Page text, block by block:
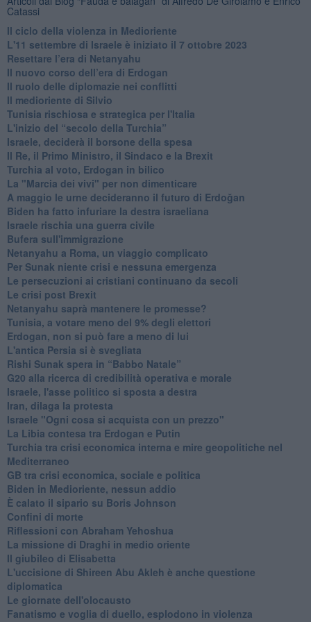
Catassi
Il ciclo della violenza in Medioriente
L'11 settembre di Israele è iniziato il 7 ottobre 2023
Resettare l’era di Netanyahu
​Il nuovo corso dell’era di Erdogan
Il ruolo delle diplomazie nei conflitti
Il medioriente di Silvio
Tunisia rischiosa e strategica per l'Italia
L'inizio del “secolo della Turchia”
Israele, deciderà il borsone della spesa
Il Re, il Primo Ministro, il Sindaco e la Brexit
Turchia al voto, Erdogan in bilico
La "Marcia dei vivi" per non dimenticare
A maggio le urne decideranno il futuro di Erdoğan
Biden ha fatto infuriare la destra israeliana
Israele rischia una guerra civile
Bufera sull'immigrazione
Netanyahu a Roma, un viaggio complicato
Per Sunak niente crisi e nessuna emergenza
Le persecuzioni ai cristiani continuano da secoli
Le crisi post Brexit
Netanyahu saprà mantenere le promesse?
Tunisia, a votare meno del 9% degli elettori
Erdogan, non si può fare a meno di lui
L'antica Persia si è svegliata
Rishi Sunak spera in “Babbo Natale”
G20 alla ricerca di credibilità operativa e morale
Israele, l'asse politico si sposta a destra
Iran, dilaga la protesta
Israele "Ogni cosa si acquista con un prezzo"
La Libia contesa tra Erdogan e Putin
Turchia tra crisi economica interna e mire geopolitiche nel
Mediterraneo
GB tra crisi economica, sociale e politica
Biden in Medioriente, nessun addio
È calato il sipario su Boris Johnson
Confini di morte
Riflessioni con Abraham Yehoshua
La missione di Draghi in medio oriente
Il giubileo di Elisabetta
L'uccisione di Shireen Abu Akleh è anche questione
diplomatica
Le giornate dell'olocausto
Fanatismo e voglia di duello, esplodono in violenza